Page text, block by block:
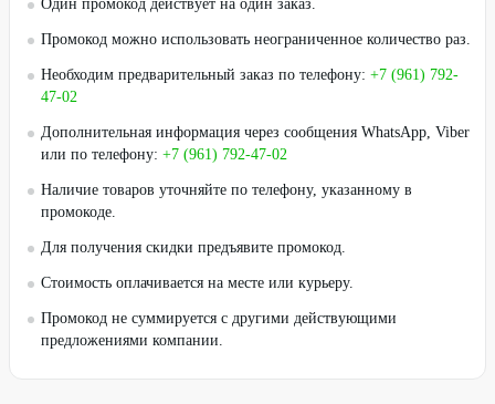
Один промокод действует на один заказ.
Промокод можно использовать неограниченное количество раз.
Необходим предварительный заказ по телефону: +7 (961) 792-
47-02
Дополнительная информация через сообщения WhatsApp, Viber
или по телефону: +7 (961) 792-47-02
Наличие товаров уточняйте по телефону, указанному в
промокоде.
Для получения скидки предъявите промокод.
Стоимость оплачивается на месте или курьеру.
Промокод не суммируется с другими действующими
предложениями компании.